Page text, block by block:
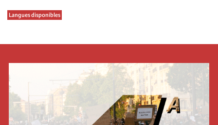
Langues disponibles